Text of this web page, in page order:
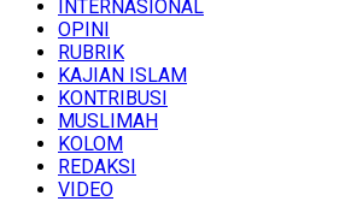
INTERNASIONAL
OPINI
RUBRIK
KAJIAN ISLAM
KONTRIBUSI
MUSLIMAH
KOLOM
REDAKSI
VIDEO